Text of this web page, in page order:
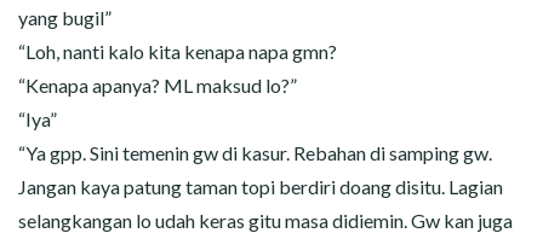
yang bugil”
“Loh, nanti kalo kita kenapa napa gmn?
“Kenapa apanya? ML maksud lo?”
“Iya”
“Ya gpp. Sini temenin gw di kasur. Rebahan di samping gw.
Jangan kaya patung taman topi berdiri doang disitu. Lagian
selangkangan lo udah keras gitu masa didiemin. Gw kan juga